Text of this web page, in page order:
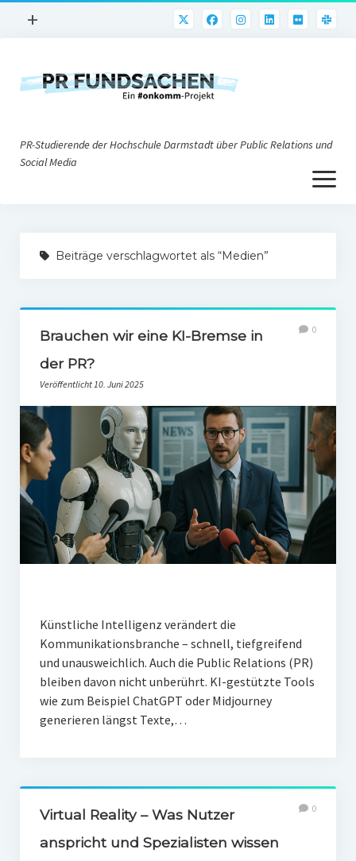
Menü
+
PR@h_da
Nonprofit-PR
Social Media
PR-Theorie
PR-Ethik
PR-Literatur
PR-Studien
Gesellschaft & Medien
Infografik-Themengarten
Künstliche Intelligenz
Klimaneutrales Tanken
Zukunft der Bildung
PR-Studierende der Hochschule Darmstadt über Public Relations und
Social Media
Menü
öffnen
Impressum
Beiträge verschlagwortet als “Medien”
Brauchen wir eine KI-Bremse in
der PR?
Veröffentlicht 10. Juni 2025
0
Künstliche Intelligenz verändert die
Kommunikationsbranche – schnell, tiefgreifend
und unausweichlich. Auch die Public Relations (PR)
bleiben davon nicht unberührt. KI-gestützte Tools
wie zum Beispiel ChatGPT oder Midjourney
generieren längst Texte,…
Virtual Reality – Was Nutzer
anspricht und Spezialisten wissen
0